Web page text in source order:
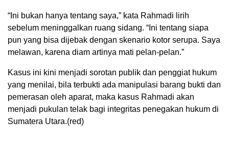
“Ini bukan hanya tentang saya,” kata Rahmadi lirih
sebelum meninggalkan ruang sidang. “Ini tentang siapa
pun yang bisa dijebak dengan skenario kotor serupa. Saya
melawan, karena diam artinya mati pelan-pelan.”
Kasus ini kini menjadi sorotan publik dan penggiat hukum
yang menilai, bila terbukti ada manipulasi barang bukti dan
pemerasan oleh aparat, maka kasus Rahmadi akan
menjadi pukulan telak bagi integritas penegakan hukum di
Sumatera Utara.(red)